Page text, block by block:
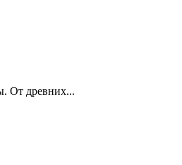
От древних...